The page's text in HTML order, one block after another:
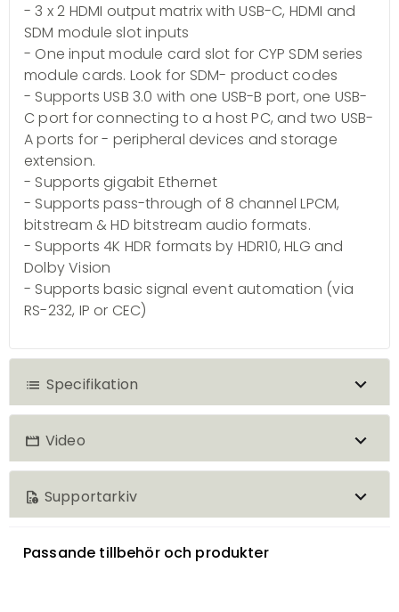
- 3 x 2 HDMI output matrix with USB-C, HDMI and
SDM module slot inputs
- One input module card slot for CYP SDM series
module cards. Look for SDM- product codes
- Supports USB 3.0 with one USB-B port, one USB-
C port for connecting to a host PC, and two USB-
A ports for - peripheral devices and storage
extension.
- Supports gigabit Ethernet
- Supports pass-through of 8 channel LPCM,
bitstream & HD bitstream audio formats.
- Supports 4K HDR formats by HDR10, HLG and
Dolby Vision
- Supports basic signal event automation (via
RS-232, IP or CEC)
list Specifikation
Inputs
1x USB-C [1x USB-C USB-C /
movie Video
OR-32SDMI
quick_reference Supportarkiv
download Manual OR-32SDMI
Passande tillbehör och produkter